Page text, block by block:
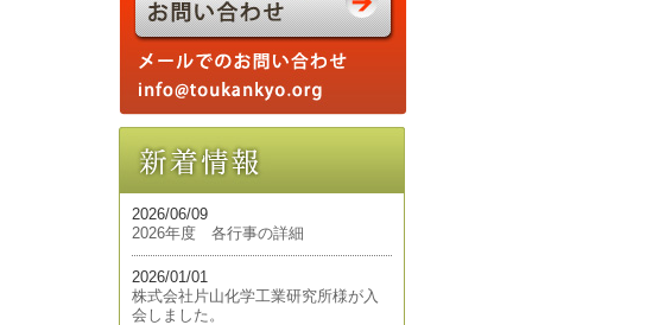
2026/06/09
2026年度 各行事の詳細
2026/01/01
株式会社片山化学工業研究所様が入
会しました。